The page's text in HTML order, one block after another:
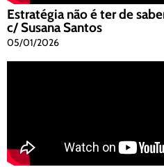
Estratégia não é ter de
c/ Susana Santos
05/01/2026